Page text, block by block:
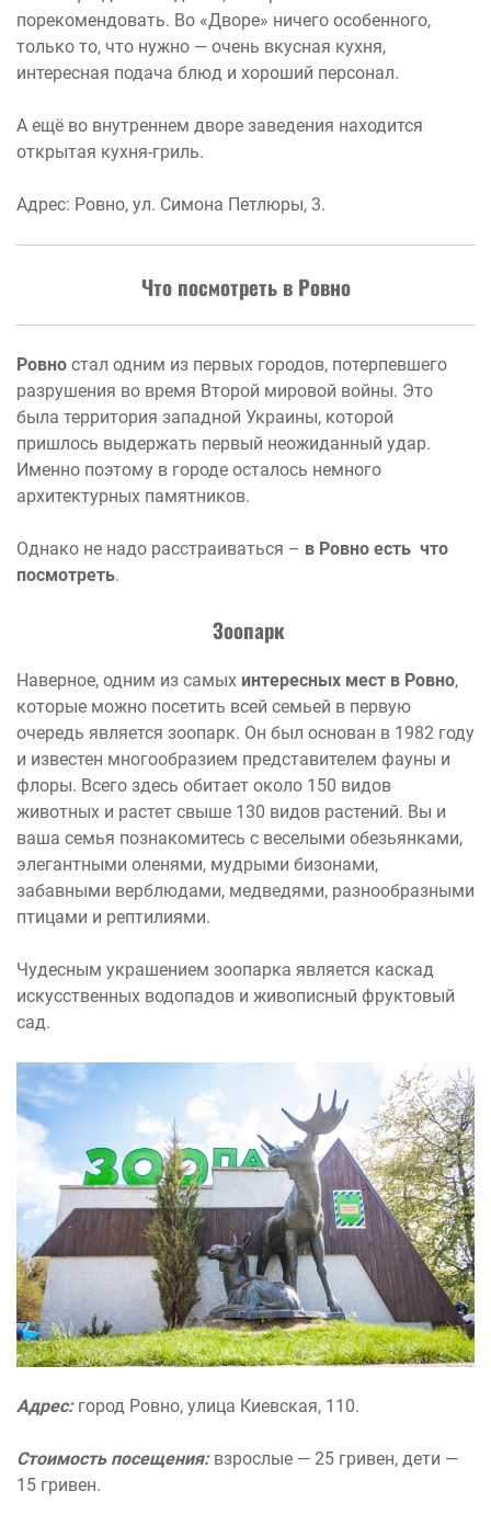
порекомендовать. Во «Дворе» ничего особенного,
только то, что нужно — очень вкусная кухня,
интересная подача блюд и хороший персонал.
А ещё во внутреннем дворе заведения находится
открытая кухня-гриль.
Адрес: Ровно, ул. Симона Петлюры, 3.
Что посмотреть в Ровно
Ровно стал одним из первых городов, потерпевшего
разрушения во время Второй мировой войны. Это
была территория западной Украины, которой
пришлось выдержать первый неожиданный удар.
Именно поэтому в городе осталось немного
архитектурных памятников.
Однако не надо расстраиваться – в Ровно есть что
посмотреть.
Зоопарк
Наверное, одним из самых интересных мест в Ровно,
которые можно посетить всей семьей в первую
очередь является зоопарк. Он был основан в 1982 году
и известен многообразием представителем фауны и
флоры. Всего здесь обитает около 150 видов
животных и растет свыше 130 видов растений. Вы и
ваша семья познакомитесь с веселыми обезьянками,
элегантными оленями, мудрыми бизонами,
забавными верблюдами, медведями, разнообразными
птицами и рептилиями.
Чудесным украшением зоопарка является каскад
искусственных водопадов и живописный фруктовый
сад.
Адрес:город Ровно, улица Киевская, 110.
Стоимость посещения: взрослые — 25 гривен, дети —
15 гривен.